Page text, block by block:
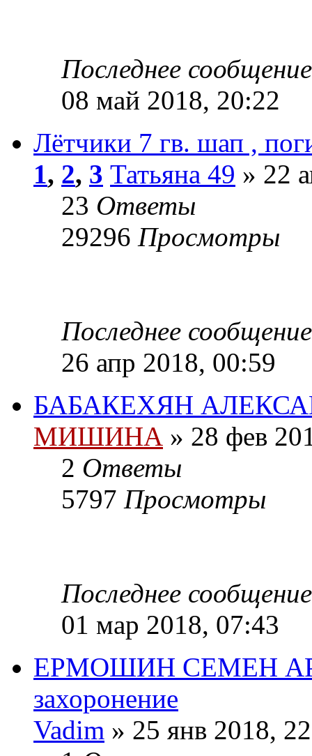
Последнее
08 май 2018, 20:22
Лётчики 7 гв. шап ,
1, 2, 3 Татьяна 49 » 22
23 Ответы
29296 Просмотры
Последнее
26 апр 2018, 00:59
БАБАКЕХЯН
МИШИНА » 28 фев
2 Ответы
5797 Просмотры
Последнее
01 мар 2018, 07:43
ЕРМОШИН СЕМЕН
захоронение
Vadim » 25 янв 2018,